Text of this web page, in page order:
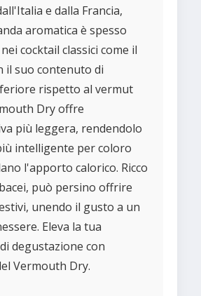
e dalla Francia,
aromatica è spesso
cocktail classici come il
il suo contenuto di
rispetto al vermut
Dry offre
più leggera, rendendolo
intelligente per coloro
l'apporto calorico. Ricco
può persino offrire
unendo il gusto a un
Eleva la tua
degustazione con
Vermouth Dry.